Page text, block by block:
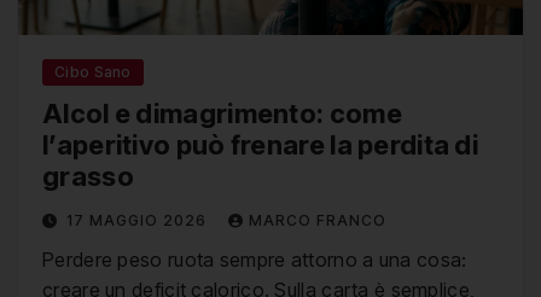
Cibo Sano
Alcol e dimagrimento: come
l’aperitivo può frenare la perdita di
grasso
17 MAGGIO 2026 MARCO FRANCO
Perdere peso ruota sempre attorno a una cosa:
creare un deficit calorico. Sulla carta è semplice,